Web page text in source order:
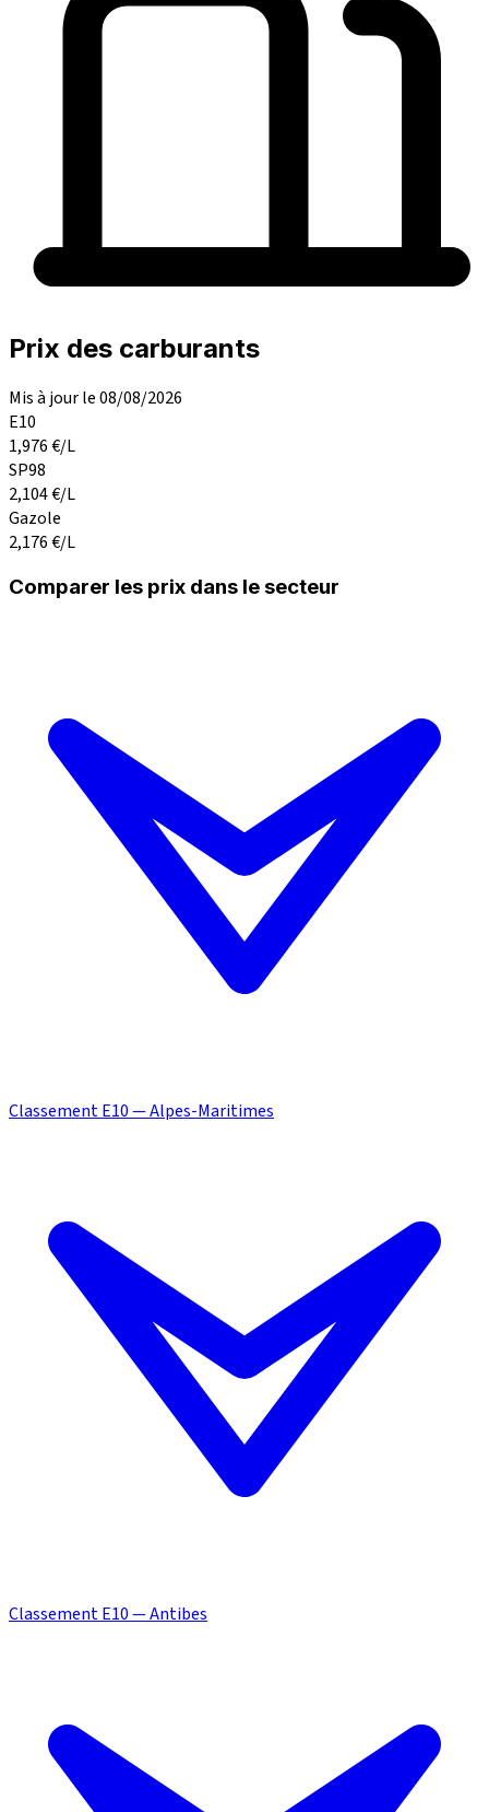
Prix des carburants
Mis à jour le 08/08/2026
E10
1,976€/L
SP98
2,104€/L
Gazole
2,176€/L
Comparer les prix dans le secteur
Classement E10 — Alpes-Maritimes
Classement E10 — Antibes